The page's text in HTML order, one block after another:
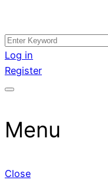
Skip
to
content
อสังหาโพสต์ รีวิวเยอะ
หา แตกต่างอย่างตั้งใจ
กับทีมงานบริษัท บ้าน ที่
รับจ้างโพสอสังหา ขายบ้
โพสต์ ที่ดิน กับทีมงานบ
ขายได้จริงๆ ช่วยสร้าง
Search
for:
Log in
Register
Menu
Close